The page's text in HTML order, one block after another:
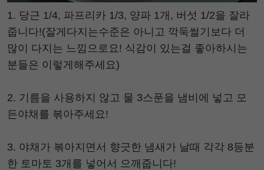
1. 당근 1/4, 파프리카 1/3, 양파 1개, 버섯 1/2을 잘라
줍니다!(잘게다지는수준은 아니고 깍둑썰기보다 더
많이 다지는 느낌으로요! 식감이 있는걸 좋아하시는
분들은 이렇게해주세요)
2. 기름을 사용하지 않고 물 3스푼을 냄비에 넣고 모
든야채를 볶아주세요!
3. 야채가 볶아지면서 향긋한 냄새가 날때 각각 8등분
한 토마토 3개를 넣어서 으깨줍니다!